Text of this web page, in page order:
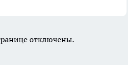
отключены.